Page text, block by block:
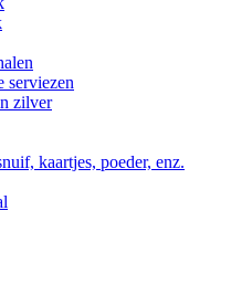
serviezen
zilver
kaartjes, poeder, enz.